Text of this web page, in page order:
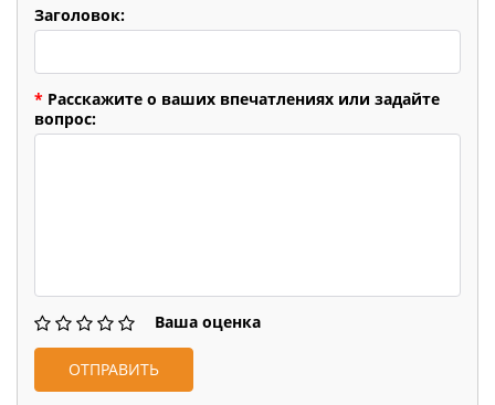
Заголовок:
* Расскажите о ваших впечатлениях или задайте
вопрос:
Ваша оценка